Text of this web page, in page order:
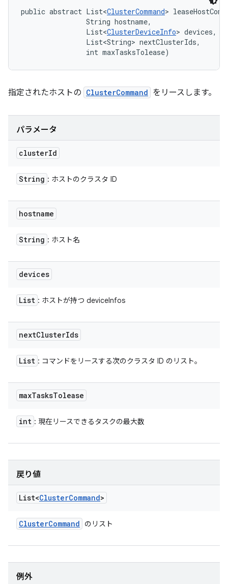
public abstract List<ClusterCommand>
                String hostname,
                List<
ClusterDeviceInfo> devices,
                List<String> nextClusterIds,
                int maxTasksTolease)
指定されたホストの ClusterCommand をリースします。
パラメータ
clusterId
String : ホストのクラスタ ID
hostname
String : ホスト名
devices
List : ホストが持つ deviceInfos
nextClusterIds
List : コマンドをリースする次のクラスタ ID のリスト。
maxTasksTolease
int : 現在リースできるタスクの最大数
戻り値
List<ClusterCommand>
ClusterCommand のリスト
例外